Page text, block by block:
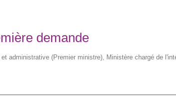
demande
administrative (Premier ministre), Ministère chargé de